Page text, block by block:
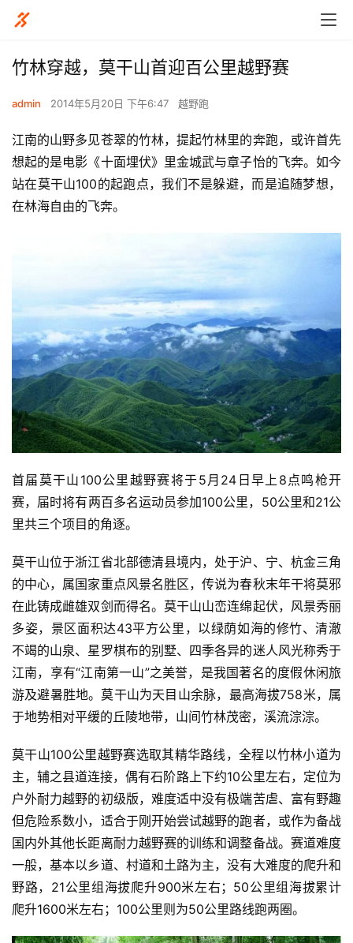
竹林穿越，莫干山首迎百公里越野赛
admin 2014年5月20日 下午6:47 越野跑
江南的山野多见苍翠的竹林，提起竹林里的奔跑，或许首先
想起的是电影《十面埋伏》里金城武与章子怡的飞奔。如今
站在莫干山100的起跑点，我们不是躲避，而是追随梦想，
在林海自由的飞奔。
首届莫干山100公里越野赛将于5月24日早上8点鸣枪开
赛，届时将有两百多名运动员参加100公里，50公里和21公
里共三个项目的角逐。
莫干山位于浙江省北部德清县境内，处于沪、宁、杭金三角
的中心，属国家重点风景名胜区，传说为春秋末年干将莫邪
在此铸成雌雄双剑而得名。莫干山山峦连绵起伏，风景秀丽
多姿，景区面积达43平方公里，以绿荫如海的修竹、清澈
不竭的山泉、星罗棋布的别墅、四季各异的迷人风光称秀于
江南，享有“江南第一山”之美誉，是我国著名的度假休闲旅
游及避暑胜地。莫干山为天目山余脉，最高海拔758米，属
于地势相对平缓的丘陵地带，山间竹林茂密，溪流淙淙。
莫干山100公里越野赛选取其精华路线，全程以竹林小道为
主，辅之县道连接，偶有石阶路上下约10公里左右，定位为
户外耐力越野的初级版，难度适中没有极端苦虐、富有野趣
但危险系数小，适合于刚开始尝试越野的跑者，或作为备战
国内外其他长距离耐力越野赛的训练和调整备战。赛道难度
一般，基本以乡道、村道和土路为主，没有大难度的爬升和
野路，21公里组海拔爬升900米左右；50公里组海拔累计
爬升1600米左右；100公里则为50公里路线跑两圈。